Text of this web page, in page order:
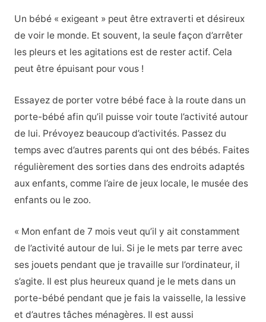
Un bébé « exigeant » peut être extraverti et désireux
de voir le monde. Et souvent, la seule façon d’arrêter
les pleurs et les agitations est de rester actif. Cela
peut être épuisant pour vous !
Essayez de porter votre bébé face à la route dans un
porte-bébé afin qu’il puisse voir toute l’activité autour
de lui. Prévoyez beaucoup d’activités. Passez du
temps avec d’autres parents qui ont des bébés. Faites
régulièrement des sorties dans des endroits adaptés
aux enfants, comme l’aire de jeux locale, le musée des
enfants ou le zoo.
« Mon enfant de 7 mois veut qu’il y ait constamment
de l’activité autour de lui. Si je le mets par terre avec
ses jouets pendant que je travaille sur l’ordinateur, il
s’agite. Il est plus heureux quand je le mets dans un
porte-bébé pendant que je fais la vaisselle, la lessive
et d’autres tâches ménagères. Il est aussi